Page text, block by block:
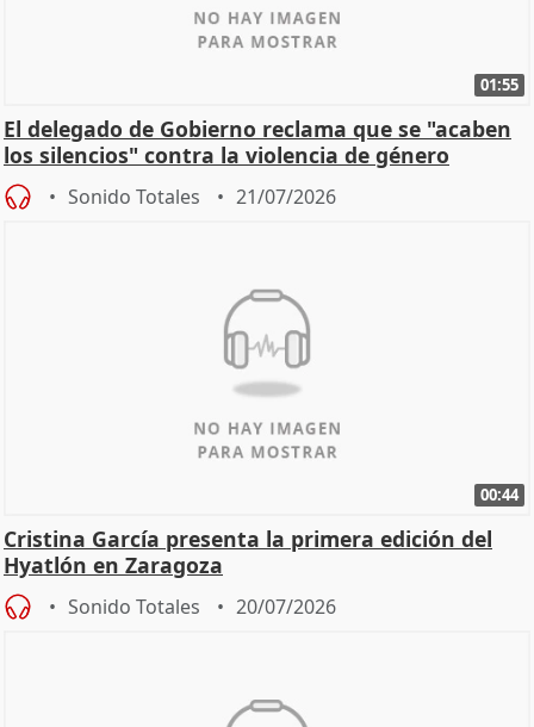
01:55
El delegado de Gobierno reclama que se "acaben
los silencios" contra la violencia de género
Sonido Totales 21/07/2026
00:44
Cristina García presenta la primera edición del
Hyatlón en Zaragoza
Sonido Totales 20/07/2026